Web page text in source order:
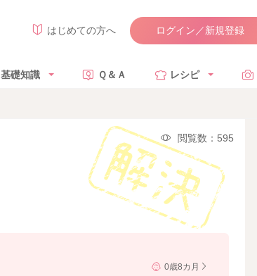
はじめての方へ ログイン／新規登録
基礎知識 Ｑ＆Ａ レシピ
閲覧数：595
0歳8カ月